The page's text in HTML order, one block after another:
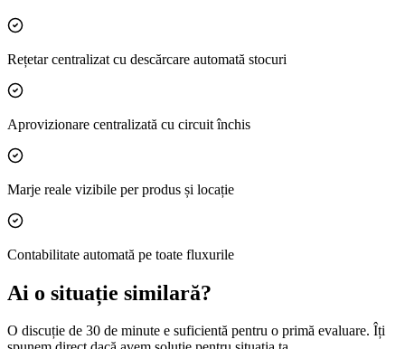
Rețetar centralizat cu descărcare automată stocuri
Aprovizionare centralizată cu circuit închis
Marje reale vizibile per produs și locație
Contabilitate automată pe toate fluxurile
Ai o situație similară?
O discuție de 30 de minute e suficientă pentru o primă evaluare. Îți